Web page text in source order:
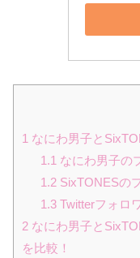
1 なにわ男子と
1.1 なにわ男子の
1.2SixTONESの
1.3Twitterフォロ
2 なにわ男子と
を比較！